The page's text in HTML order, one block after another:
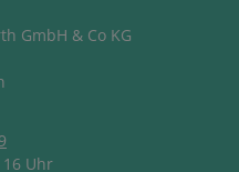
GmbH & Co KG
16 Uhr